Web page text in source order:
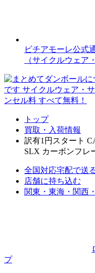
ビチアモーレ公式
（サイクルウェア
トップ
買取・入荷情報
訳有1円スタート
SLX カーボンフレ
全国対応宅配で送
店舗に持ち込む
関東・東海・関西
プ